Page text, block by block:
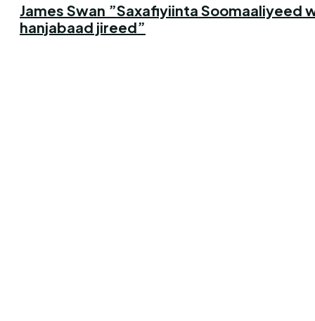
James Swan ”Saxafiyiinta Soomaaliyeed
hanjabaad jireed”